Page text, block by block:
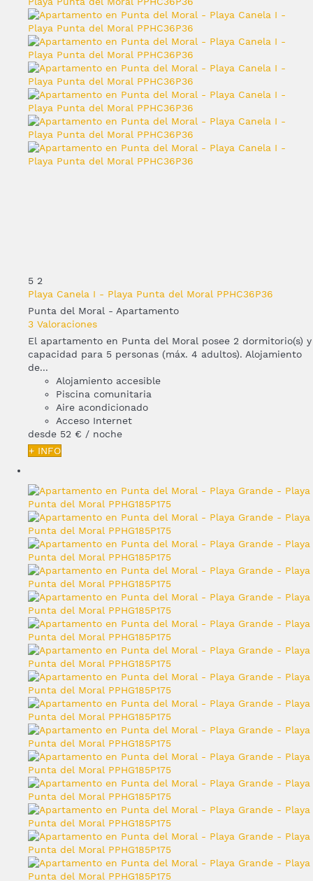
5 2
Playa Canela I - Playa Punta del Moral PPHC36P36
Punta del Moral - Apartamento
3 Valoraciones
El apartamento en Punta del Moral posee 2 dormitorio(s) y
capacidad para 5 personas (máx. 4 adultos). Alojamiento
de...
Alojamiento accesible
Piscina comunitaria
Aire acondicionado
Acceso Internet
desde 52 € / noche
+ INFO